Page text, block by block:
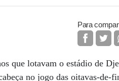
Para
que lotavam o estádio de
no jogo das oitavas-de-